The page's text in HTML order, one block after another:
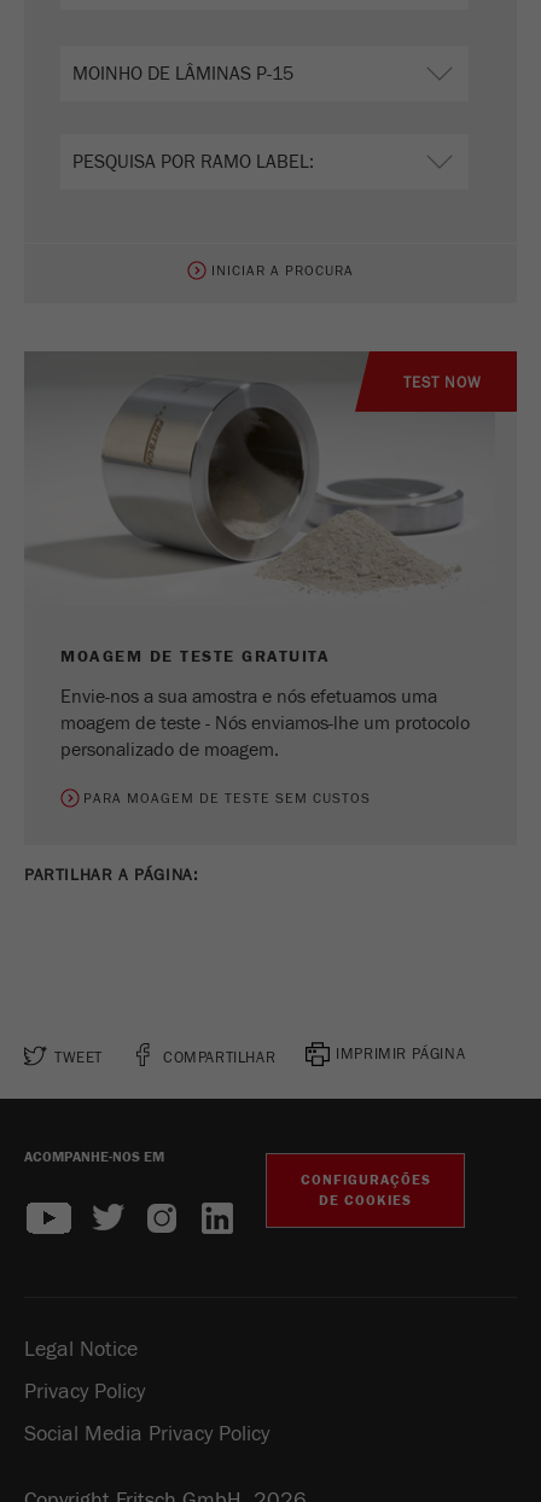
INICIAR A PROCURA
TEST NOW
MOAGEM DE TESTE GRATUITA
Envie-nos a sua amostra e nós efetuamos uma
moagem de teste - Nós enviamos-lhe um protocolo
personalizado de moagem.
PARA MOAGEM DE TESTE SEM CUSTOS
PARTILHAR A PÁGINA:
TWEET COMPARTILHAR IMPRIMIR PÁGINA
ACOMPANHE-NOS EM
CONFIGURAÇÕES
DE COOKIES
Legal Notice
Privacy Policy
Social Media Privacy Policy